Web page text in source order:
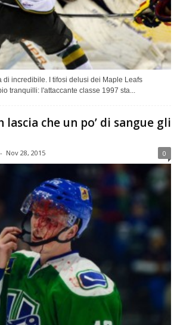
di incredibile. I tifosi delusi dei Maple Leafs
tranquilli: l'attaccante classe 1997 sta...
lascia che un po’ di sangue gli
- Nov 28, 2015 0